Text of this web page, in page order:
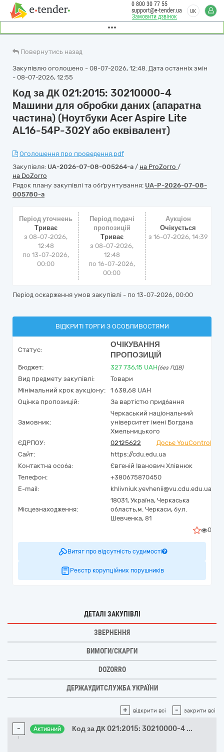
Замовити дзвінок
0 800 30 77 55
support@e-tender.ua
UK
Повернутись назад
Закупівлю оголошено - 08-07-2026, 12:48. Дата останніх змін
- 08-07-2026, 12:55
Код за ДК 021:2015: 30210000-4
Машини для обробки даних (апаратна
частина) (Ноутбуки Acer Aspire Lite
AL16-54P-302Y або еквівалент)
Оголошення про проведення.pdf
Закупівля: UA-2026-07-08-005264-a / на ProZorro /
на DoZorro
Рядок плану закупівлі та обґрунтування: UA-P-2026-07-08-
005780-a
Період уточнень
Триває
з 08-07-2026,
12:48
по 13-07-2026,
00:00
Період подачі
пропозицій
Триває
з 08-07-2026,
12:48
по 16-07-2026,
00:00
Аукціон
Очікується
з 16-07-2026, 14:39
Період оскарження умов закупівлі - по 13-07-2026, 00:00
ВІДКРИТІ ТОРГИ З ОСОБЛИВОСТЯМИ
Статус:
ОЧІКУВАННЯ
ПРОПОЗИЦІЙ
Бюджет: 327 736,15 UAH(без ПДВ)
Вид предмету закупівлі:
Товари
Мінімальний крок аукціону:
1 638,68 UAH
Оцінка пропозицій:
За вартістю придбання
Замовник:
Черкаський національний
університет імені Богдана
Хмельницького
ЄДРПОУ:
02125622
Досьє YouControl
Сайт:
https://cdu.edu.ua
Контактна особа:
Євгеній Іванович Хлівнюк
Телефон:
+380675870450
E-mail:
khlivniuk.yevhenii@vu.cdu.edu.ua
Місцезнаходження:
18031, Україна, Черкаська
область,м. Черкаси, бул.
Шевченка, 81
0
Витяг про відсутність судимості
Реєстр корупційних порушників
ДЕТАЛІ ЗАКУПІВЛІ
ЗВЕРНЕННЯ
ВИМОГИ/СКАРГИ
DOZORRO
ДЕРЖАУДИТСЛУЖБА УКРАЇНИ
+ відкрити всі - закрити всі
- Активний Код за ДК 021:2015: 30210000-4 ...